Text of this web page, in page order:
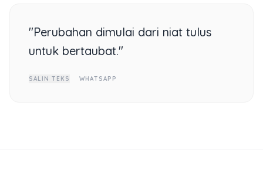
"Perubahan dimulai dari niat tulus
untuk bertaubat."
SALIN TEKS WHATSAPP